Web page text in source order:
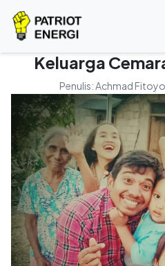
Keluarga
Penulis:Achmad Fitoyo